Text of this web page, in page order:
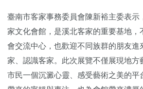
臺南市客家事務委員會陳新裕主委表示
家文化會館，是溪北客家的重要基地，
會交流中心，也歡迎不同族群的朋友進
家、認識客家。此次展覽不僅展現地方
市民一個沉澱心靈、感受藝術之美的平